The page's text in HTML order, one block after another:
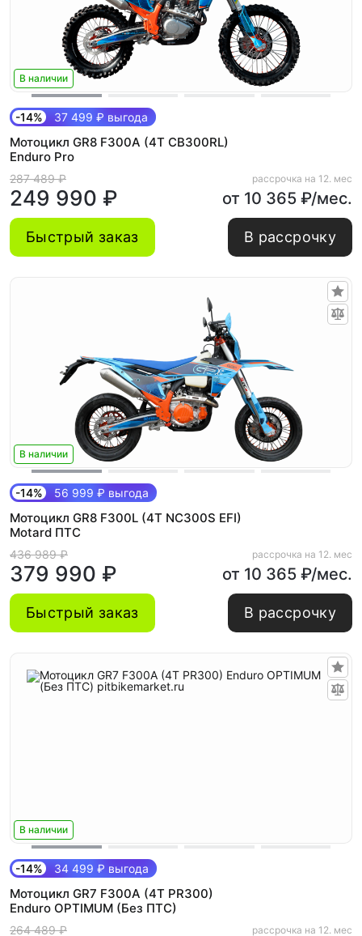
В наличии
-14% 37 499 ₽ выгода
Мотоцикл GR8 F300A (4T CB300RL)
Enduro Pro
287 489 ₽
249 990 ₽
рассрочка на 12. мес
от 10 365 ₽/мес.
Быстрый заказ В рассрочку
В наличии
-14% 56 999 ₽ выгода
Мотоцикл GR8 F300L (4T NC300S EFI)
Motard ПТС
436 989 ₽
379 990 ₽
рассрочка на 12. мес
от 10 365 ₽/мес.
Быстрый заказ В рассрочку
В наличии
-14% 34 499 ₽ выгода
Мотоцикл GR7 F300A (4T PR300)
Enduro OPTIMUM (Без ПТС)
264 489 ₽ рассрочка на 12. мес